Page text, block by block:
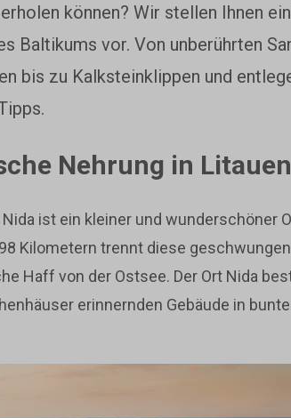
können? Wir stellen Ihnen
Baltikums vor. Von unberührten
bis zu Kalksteinklippen und
Nehrung in Litauen
ist ein kleiner und wunderschöner
Kilometern trennt diese
Haff von der Ostsee. Der Ort Nida
erinnernden Gebäude in